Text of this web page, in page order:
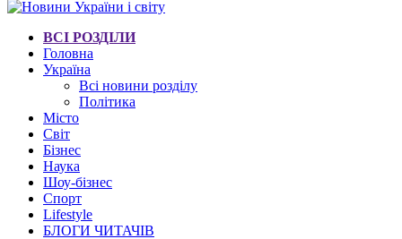
ВСІ РОЗДІЛИ
Головна
Україна
Всі новини розділу
Політика
Місто
Світ
Бізнес
Наука
Шоу-бізнес
Спорт
Lifestyle
БЛОГИ ЧИТАЧІВ